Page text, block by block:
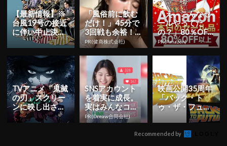
【最新情報】※
台風19号の接近
に伴い中止決
定！日本最大級
のジャズフェス
「横濱 J...
「風俗前に飲む
だけ！」45分で
3回戦も余裕！1
日31円で朝まで
絶好調
PR(健商株式会社)
「え、こんなセ
ールやってた
の？」80％OFF
以上が続々登
場！Amazonの本
PR(Amazon)
TVアニメ「鬼滅
の刃」スクリー
ンに映し出され
るアニメ映像と
共に楽しめるオ
SNSアカウント
を着実に成長。
実はみんなココ
使ってます。
PR(Dreaw合同会社)
映画公開35周年
「バック・ト
ゥ・ザ・フュー
チャー」が現代
に蘇る!?
Recommended by